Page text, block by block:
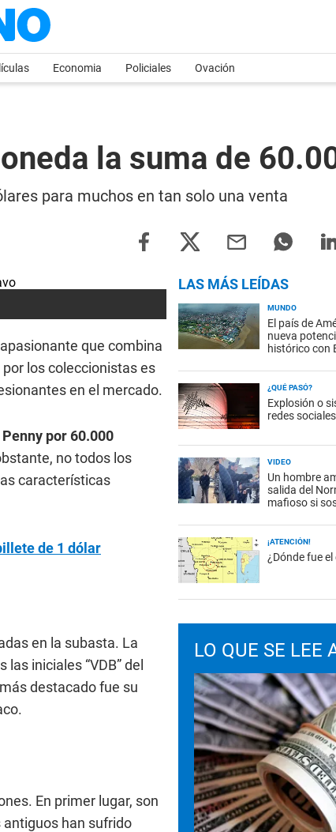
Economia Policiales Ovación
la suma de
para muchos en tan solo una venta
que combina
los coleccionistas es
en el mercado.
por 60.000
no todos los
características
de 1 dólar
en la subasta. La
iniciales “VDB” del
destacado fue su
En primer lugar, son
han sufrido
LAS MÁS LEÍDAS
MUNDO
El país de
nueva
histórico con
¿QUÉ PASÓ?
Explosión o
redes
VIDEO
Un hombre
salida del
mafioso si
¡ATENCIÓN!
¿Dónde fue
LO QUE SE LEE